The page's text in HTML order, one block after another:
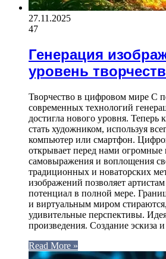
27.11.2025
47
Генерация
уровень
Творчество в цифровом мире С
современных технологий
достигла нового уровня.
стать художником, используя
компьютер или смартфон.
открывает перед нами огромные
самовыражения и воплощения
традиционных и новаторских
изображений позволяет
потенциал в полной мере.
и виртуальным миром
удивительные перспективы.
произведения. Создание
Read More »